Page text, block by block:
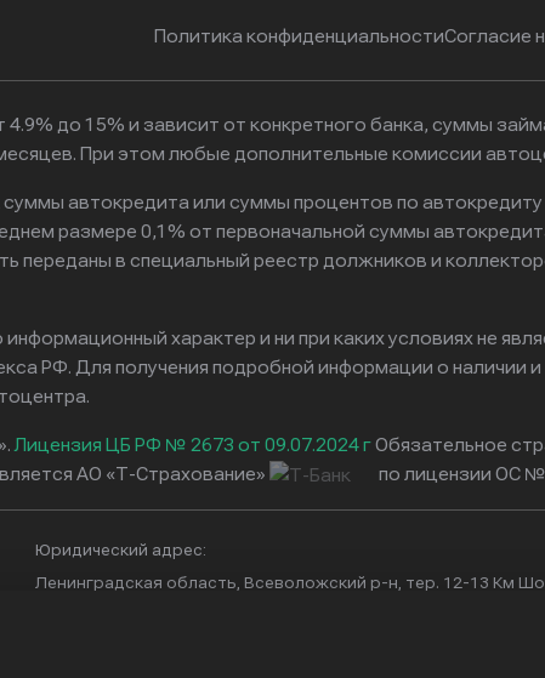
Политика конфиденциальностиСогласие
4.9% до 15% и зависит от конкретного банка, суммы
При этом любые дополнительные комиссии
автокредита или суммы процентов по
размере 0,1% от первоначальной суммы
переданы в специальный реестр должников и
характер и ни при каких условиях не
РФ. Для получения подробной информации о наличии
Лицензия ЦБ РФ № 2673 от 09.07.2024 гОбязательное
АО «Т-Страхование»
по лицензии ОС №
Юридический адрес:
Ленинградская область, Всеволожский р-н, тер. 12-13 Км